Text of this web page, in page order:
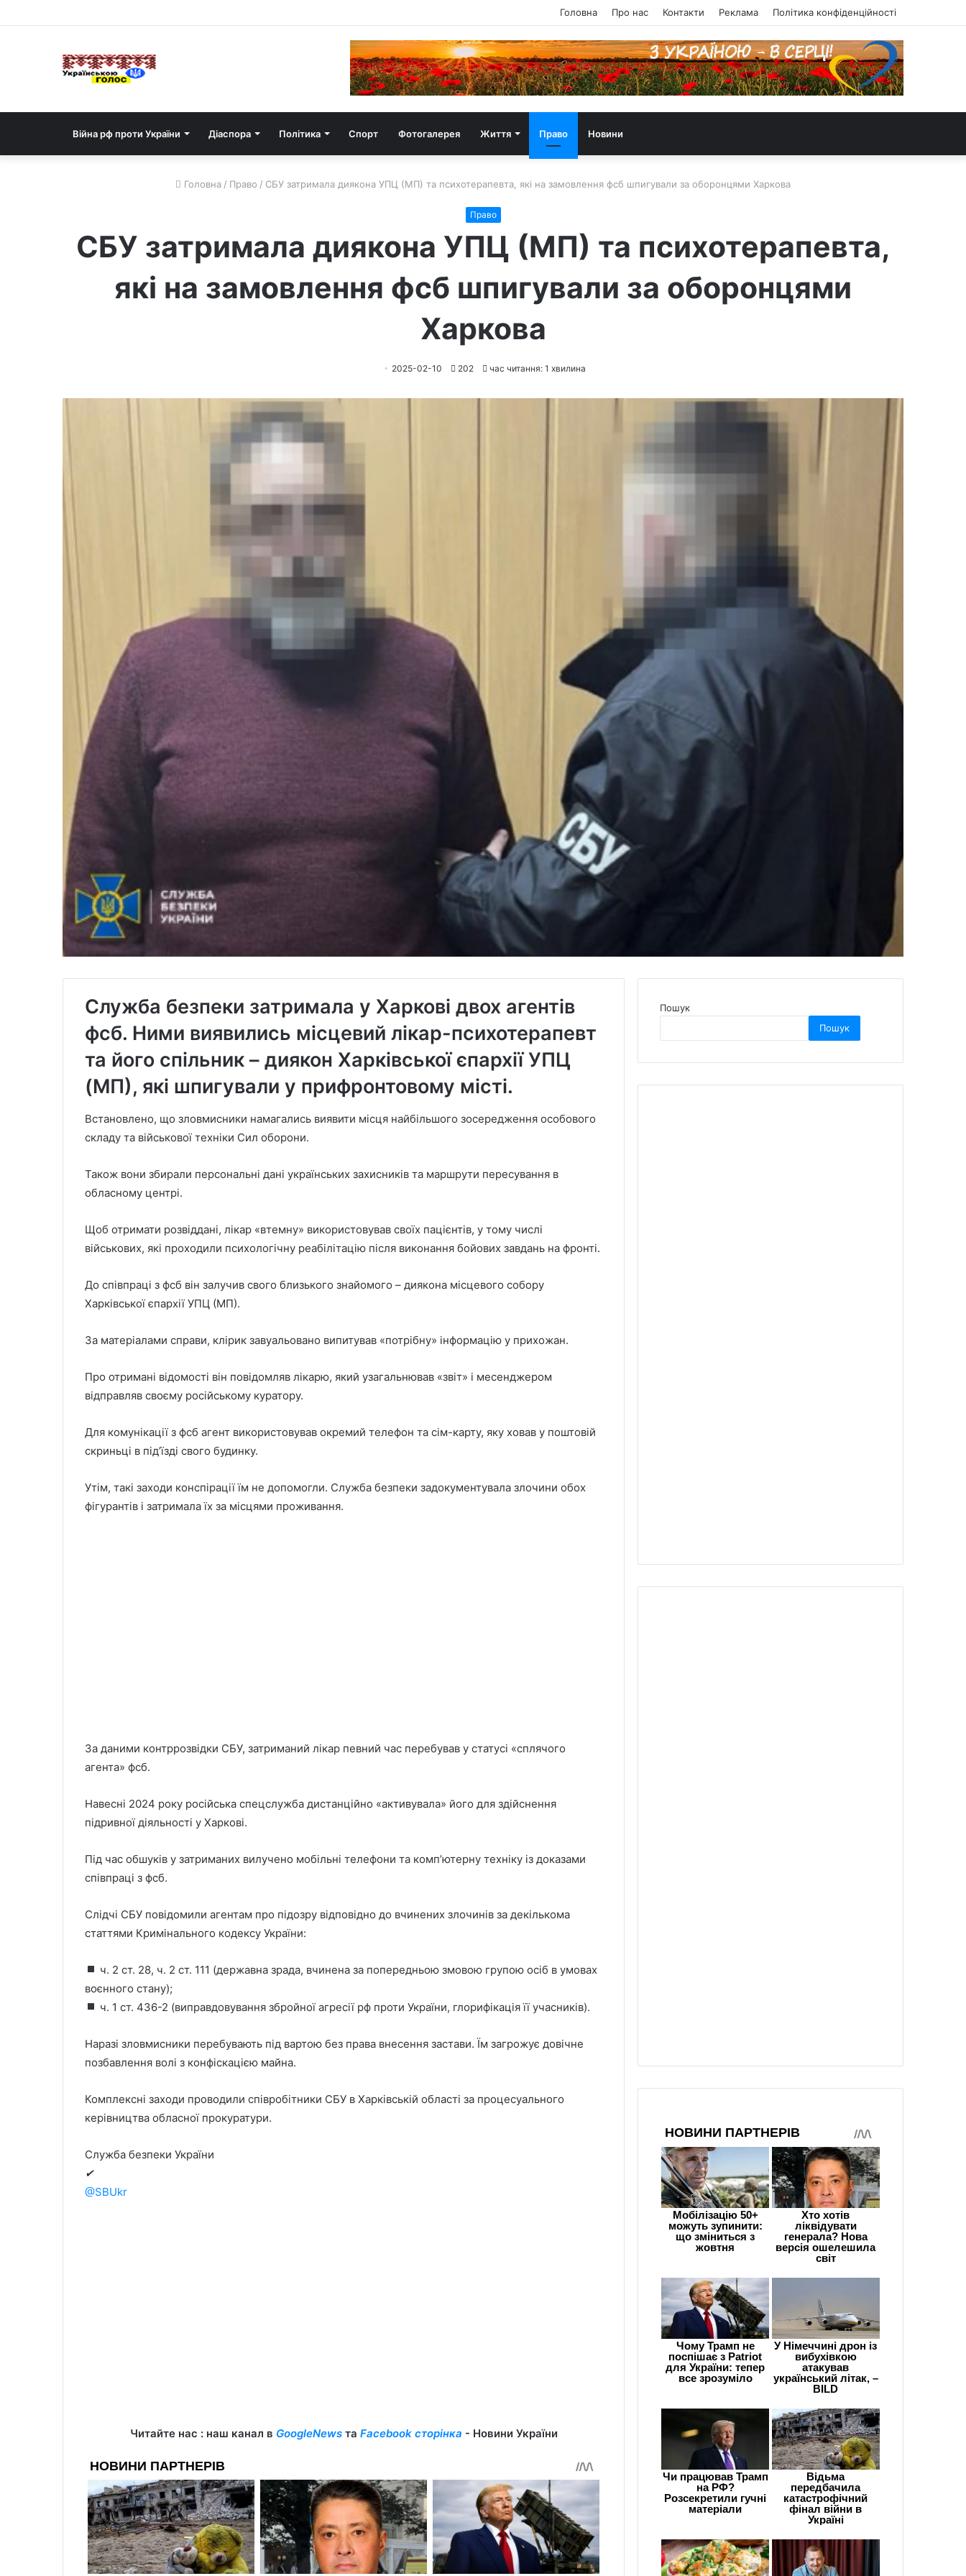
Головна Про нас Контакти Реклама Політика конфіденційності
Війна рф проти України Діаспора Політика Спорт Фотогалерея Життя Право Новини
Головна / Право / СБУ затримала диякона УПЦ (МП) та психотерапевта, які на замовлення фсб шпигували за оборонцями Харкова
Право
СБУ затримала диякона УПЦ (МП) та психотерапевта,
які на замовлення фсб шпигували за оборонцями
Харкова
2025-02-10 202 час читання: 1 хвилина
Служба безпеки затримала у Харкові двох агентів
фсб. Ними виявились місцевий лікар-психотерапевт
та його спільник – диякон Харківської єпархії УПЦ
(МП), які шпигували у прифронтовому місті.
Встановлено, що зловмисники намагались виявити місця найбільшого зосередження особового
складу та військової техніки Сил оборони.
Також вони збирали персональні дані українських захисників та маршрути пересування в
обласному центрі.
Щоб отримати розвіддані, лікар «втемну» використовував своїх пацієнтів, у тому числі
військових, які проходили психологічну реабілітацію після виконання бойових завдань на фронті.
До співпраці з фсб він залучив свого близького знайомого – диякона місцевого собору
Харківської єпархії УПЦ (МП).
За матеріалами справи, клірик завуальовано випитував «потрібну» інформацію у прихожан.
Про отримані відомості він повідомляв лікарю, який узагальнював «звіт» і месенджером
відправляв своєму російському куратору.
Для комунікації з фсб агент використовував окремий телефон та сім-карту, яку ховав у поштовій
скриньці в під’їзді свого будинку.
Утім, такі заходи конспірації їм не допомогли. Служба безпеки задокументувала злочини обох
фігурантів і затримала їх за місцями проживання.
За даними контррозвідки СБУ, затриманий лікар певний час перебував у статусі «сплячого
агента» фсб.
Навесні 2024 року російська спецслужба дистанційно «активувала» його для здійснення
підривної діяльності у Харкові.
Під час обшуків у затриманих вилучено мобільні телефони та комп’ютерну техніку із доказами
співпраці з фсб.
Слідчі СБУ повідомили агентам про підозру відповідно до вчинених злочинів за декількома
статтями Кримінального кодексу України:
ч. 2 ст. 28, ч. 2 ст. 111 (державна зрада, вчинена за попередньою змовою групою осіб в умовах
воєнного стану);
ч. 1 ст. 436-2 (виправдовування збройної агресії рф проти України, глорифікація її учасників).
Наразі зловмисники перебувають під вартою без права внесення застави. Їм загрожує довічне
позбавлення волі з конфіскацією майна.
Комплексні заходи проводили співробітники СБУ в Харківській області за процесуального
керівництва обласної прокуратури.
Служба безпеки України
✔
@SBUkr
Читайте нас : наш канал в GoogleNewsта Facebook сторінка - Новини України
Пошук
Пошук